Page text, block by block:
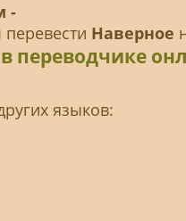
-
Наверное
переводчике
языков: